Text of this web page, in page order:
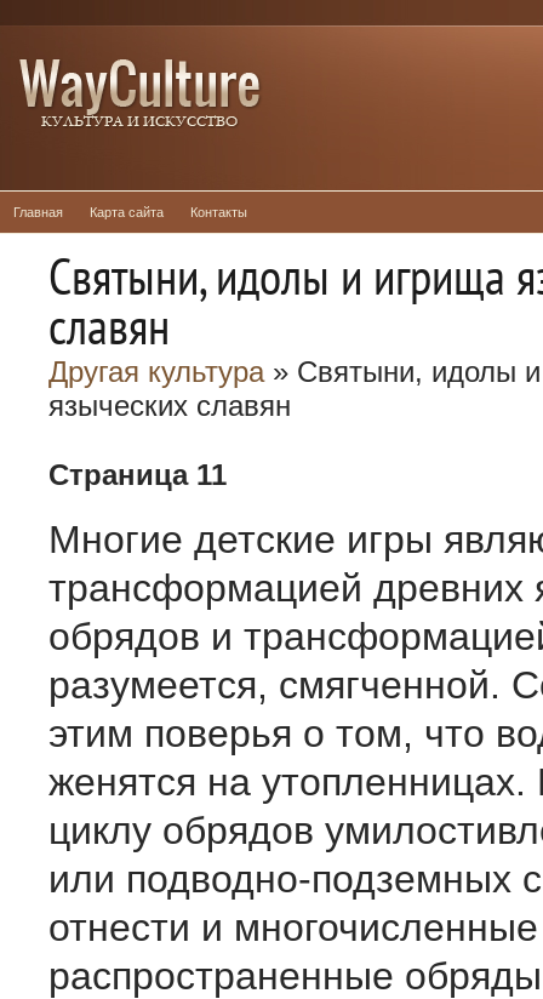
Главная Карта сайта Контакты
Святыни, идолы и игрища
славян
Другая культура» Святыни, идолы
языческих славян
Страница 11
Многие детские игры
трансформацией древних
обрядов и
разумеется, смягченной.
этим поверья о том, что
женятся на утопленницах.
циклу обрядов
или подводно-подземных
от­нести и
распространенные